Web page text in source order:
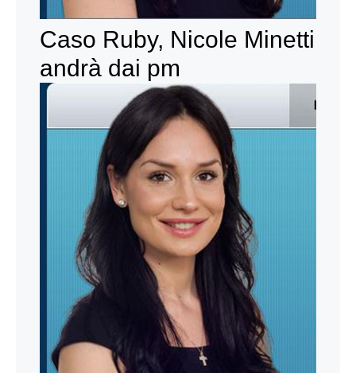
Caso Ruby, Nicole Minetti
andrà dai pm